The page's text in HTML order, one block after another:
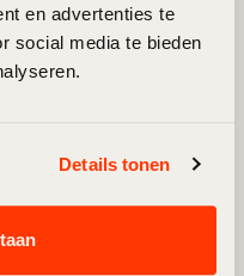
en advertenties te
social media te bieden
Details tonen